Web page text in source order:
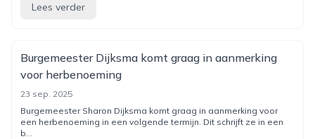
Lees verder
Burgemeester Dijksma komt graag in aanmerking
voor herbenoeming
23 sep. 2025
Burgemeester Sharon Dijksma komt graag in aanmerking voor
een herbenoeming in een volgende termijn. Dit schrijft ze in een
b...